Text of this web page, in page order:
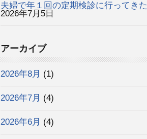
夫婦で年１回の定期検診に行ってきた
2026年7月5日
アーカイブ
2026年8月 (1)
2026年7月 (4)
2026年6月 (4)